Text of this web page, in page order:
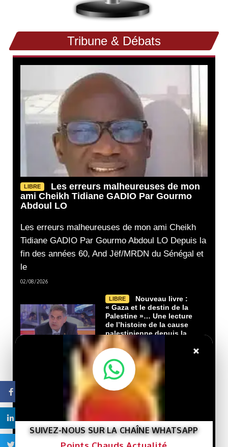
Tribune & Débats
LIBRE
Les erreurs malheureuses de mon
ami Cheikh Tidiane GADIO Par Gourmo
Abdoul LO
Les erreurs malheureuses de mon ami Cheikh
Tidiane GADIO Par Gourmo Abdoul LO Depuis la
fin des années 60, And Jëf/MRDN du Sénégal et
le
02/08/2026
LIBRE
Nouveau livre :
« Gaza et le destin de la
Palestine »… Une lecture
de l’histoire de la cause
palestinienne depuis la
porte de Gaza.
29/07/2026
Que veut le
Président Ghazwani?
LIBRE
Macky Sall défie
Dakar : un retour qui rebat
×
SUIVEZ-NOUS SUR LA CHAÎNE WHATSAPP